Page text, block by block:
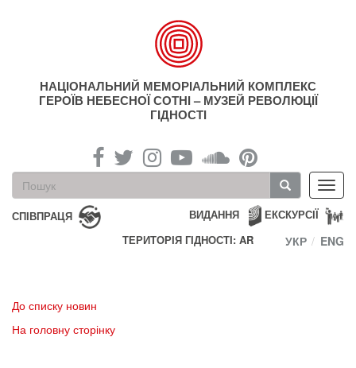
НАЦІОНАЛЬНИЙ МЕМОРІАЛЬНИЙ КОМПЛЕКС
ГЕРОЇВ НЕБЕСНОЇ СОТНІ – МУЗЕЙ РЕВОЛЮЦІЇ
ГІДНОСТІ
Пошукова
форма
Пошук
СПІВПРАЦЯ ЕКСКУРСІЇ
ВИДАННЯ
ТЕРИТОРІЯ ГІДНОСТІ: AR
УКР ENG
До списку новин
На головну сторінку